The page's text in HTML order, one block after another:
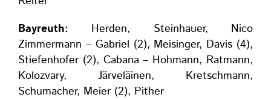
Bayreuth: Herden, Steinhauer, Nico
Zimmermann – Gabriel (2), Meisinger, Davis (4),
Stiefenhofer (2), Cabana – Hohmann, Ratmann,
Kolozvary, Järveläinen, Kretschmann,
Schumacher, Meier (2), Pither